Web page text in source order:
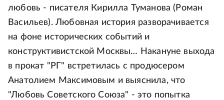
любовь - писателя Кирилла Туманова (Роман
Васильев). Любовная история разворачивается
на фоне исторических событий и
конструктивистской Москвы… Накануне выхода
в прокат "РГ" встретилась с продюсером
Анатолием Максимовым и выяснила, что
"Любовь Советского Союза" - это попытка